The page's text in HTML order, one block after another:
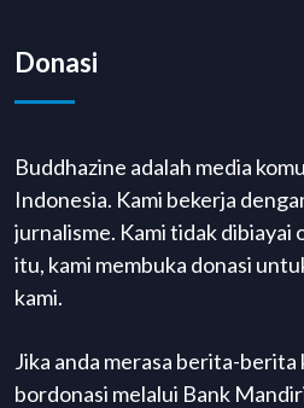
Donasi
Buddhazine adalah media
Indonesia. Kami bekerja
jurnalisme. Kami tidak dibiayai
itu, kami membuka donasi
kami.
Jika anda merasa berita-
bordonasi melalui Bank